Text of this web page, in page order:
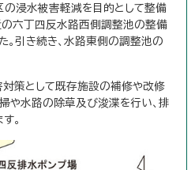
浸水被害軽減を目的として整備
の六丁四反水路西側調整池の整備
引き続き、水路東側の調整池の
策として既存施設の補修や改修
や水路の除草及び浚渫を行い、排
。